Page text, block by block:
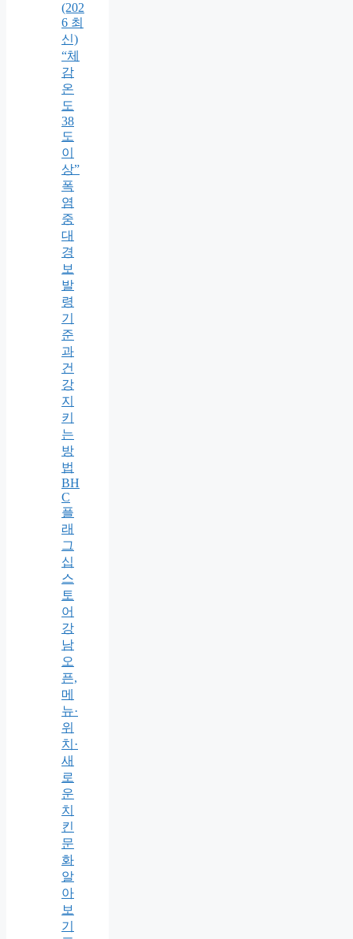
(202
6 최
신)
“체
감
온
도
38
도
이
상”
폭
염
중
대
경
보
발
령
기
준
과
건
강
지
키
는
방
법
BH
C
플
래
그
십
스
토
어
강
남
오
픈,
메
뉴·
위
치·
새
로
운
치
킨
문
화
알
아
보
기